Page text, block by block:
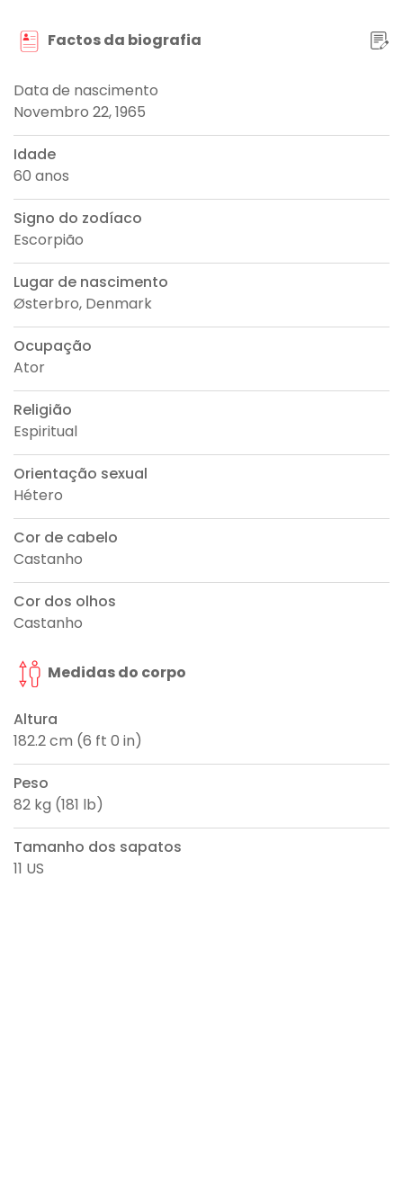
Factos da biografia
Data de nascimento
Novembro 22, 1965
Idade
60 anos
Signo do zodíaco
Escorpião
Lugar de nascimento
Østerbro, Denmark
Ocupação
Ator
Religião
Espiritual
Orientação sexual
Hétero
Cor de cabelo
Castanho
Cor dos olhos
Castanho
Medidas do corpo
Altura
182.2 cm (6 ft 0 in)
Peso
82 kg (181 lb)
Tamanho dos sapatos
11 US